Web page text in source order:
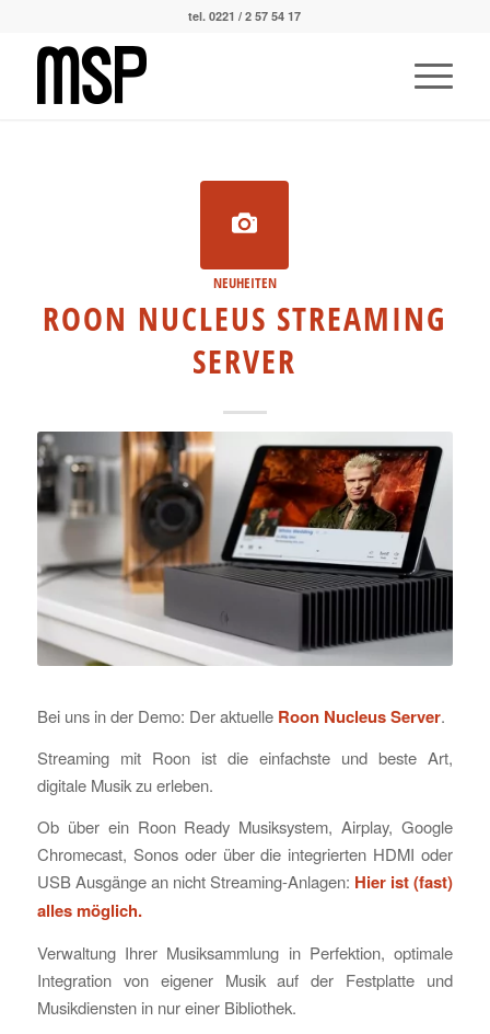
tel. 0221 / 2 57 54 17
NEUHEITEN
ROON NUCLEUS STREAMING
SERVER
Bei uns in der Demo: Der aktuelleRoon Nucleus Server.
Streaming mit Roon ist die einfachste und beste Art,
digitale Musik zu erleben.
Ob über ein Roon Ready Musiksystem, Airplay, Google
Chromecast, Sonos oder über die integrierten HDMI oder
USB Ausgänge an nicht Streaming-Anlagen: Hier ist (fast)
alles möglich.
Verwaltung Ihrer Musiksammlung in Perfektion, optimale
Integration von eigener Musik auf der Festplatte und
Musikdiensten in nur einer Bibliothek.